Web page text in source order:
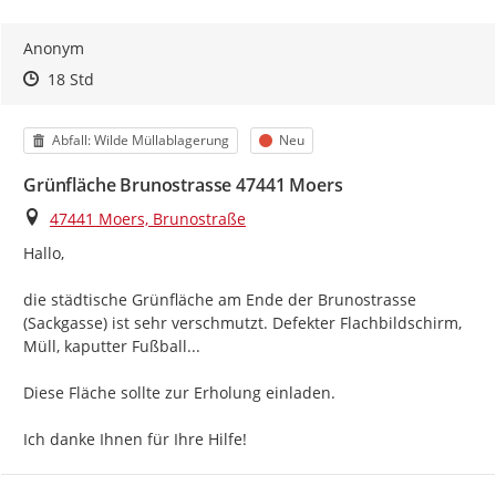
Anonym
Zeitpunkt des Erstellens
Zeitpunkt des Erstellens
18 StdZur Äußerung
Kategorie
Abfall: Wilde Müllablagerung Status
Neu
Grünfläche Brunostrasse 47441 Moers
Ort
47441 Moers, Brunostraße
Hallo,
die städtische Grünfläche am Ende der Brunostrasse
(Sackgasse) ist sehr verschmutzt. Defekter Flachbildschirm,
Müll, kaputter Fußball...
Diese Fläche sollte zur Erholung einladen.
Ich danke Ihnen für Ihre Hilfe!